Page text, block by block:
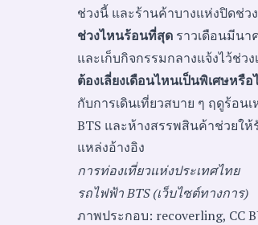
ช่วงนี้ และร้านค้าบางแห่งปิดช่ว
ช่วงไหนร้อนที่สุด ราวเดือนมีนา
และเก็บกิจกรรมกลางแจ้งไว้ช่ว
ต้องเลี่ยงเดือนไหนเป็นพิเศษหรือ
กับการเดินเที่ยวสบาย ๆ ฤดูร้อ
BTS และห้างสรรพสินค้าช่วยใ
แหล่งอ้างอิง
การท่องเที่ยวแห่งประเทศไทย
รถไฟฟ้า BTS (เว็บไซต์ทางการ)
ภาพประกอบ: recoverling, CC